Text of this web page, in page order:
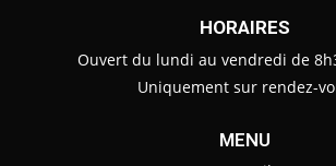
HORAIRES
Ouvert du lundi au vendredi de
Uniquement sur rendez-
MENU